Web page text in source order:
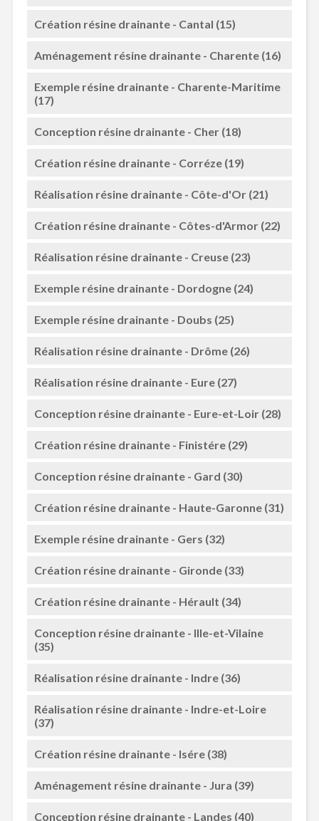
Création résine drainante - Cantal (15)
Aménagement résine drainante - Charente (16)
Exemple résine drainante - Charente-Maritime
(17)
Conception résine drainante - Cher (18)
Création résine drainante - Corréze (19)
Réalisation résine drainante - Côte-d'Or (21)
Création résine drainante - Côtes-d'Armor (22)
Réalisation résine drainante - Creuse (23)
Exemple résine drainante - Dordogne (24)
Exemple résine drainante - Doubs (25)
Réalisation résine drainante - Drôme (26)
Réalisation résine drainante - Eure (27)
Conception résine drainante - Eure-et-Loir (28)
Création résine drainante - Finistére (29)
Conception résine drainante - Gard (30)
Création résine drainante - Haute-Garonne (31)
Exemple résine drainante - Gers (32)
Création résine drainante - Gironde (33)
Création résine drainante - Hérault (34)
Conception résine drainante - Ille-et-Vilaine
(35)
Réalisation résine drainante - Indre (36)
Réalisation résine drainante - Indre-et-Loire
(37)
Création résine drainante - Isére (38)
Aménagement résine drainante - Jura (39)
Conception résine drainante - Landes (40)